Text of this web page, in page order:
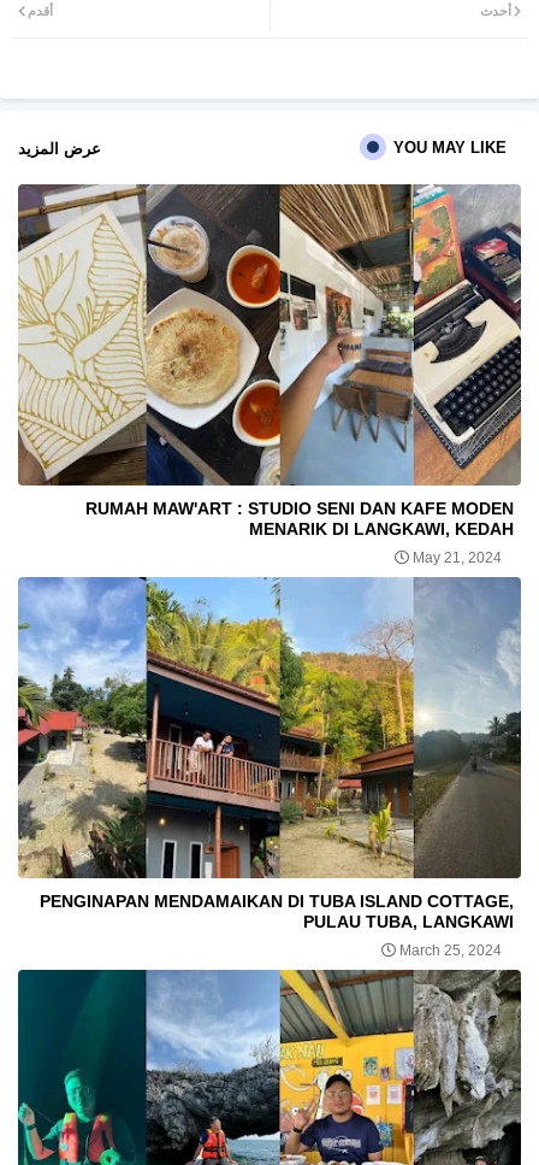
pp
أحدث أقدم
YOU MAY LIKE عرض المزيد
RUMAH MAW'ART : STUDIO SENI DAN KAFE MODEN
MENARIK DI LANGKAWI, KEDAH
May 21, 2024
PENGINAPAN MENDAMAIKAN DI TUBA ISLAND COTTAGE,
PULAU TUBA, LANGKAWI
March 25, 2024